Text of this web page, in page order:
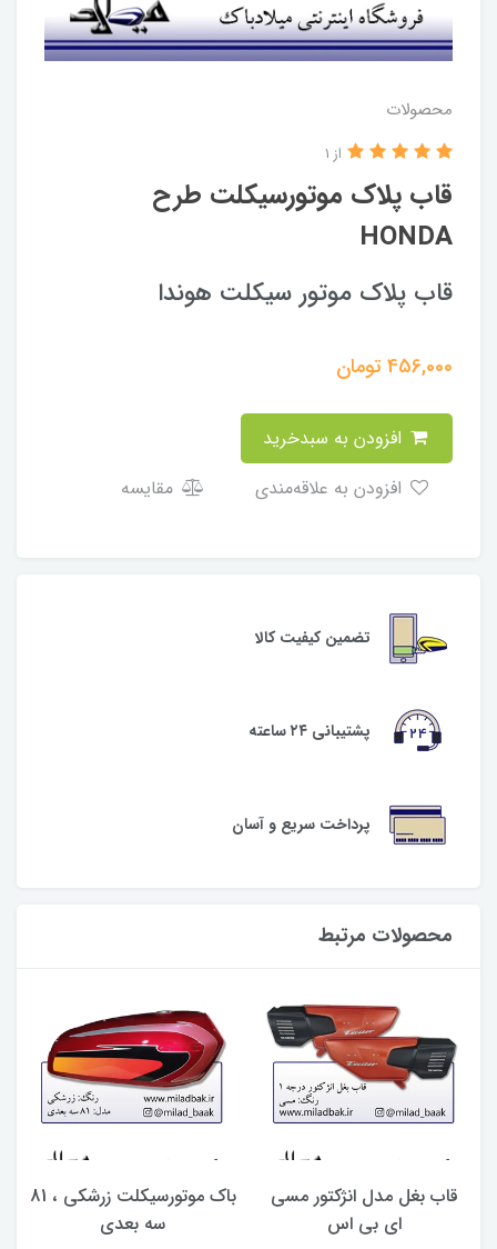
محصولات
قاب پلاک موتورسیکلت طرح
HONDA
از 1
قاب پلاک موتور سیکلت هوندا
456,000تومان
مقایسه
تضمین کیفیت کالا
پشتیبانی ۲۴ ساعته
پرداخت سریع و آسان
محصولات مرتبط
قاب بغل مدل انژکتور مسی
ای بی اس
باک موتورسیکلت زرشکی ، 81
سه بعدی